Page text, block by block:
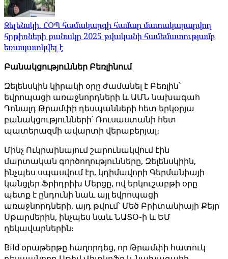
Զելենսկի. ՀՕՊ համակարգի համար մատակարարվող
հրթիռների քանակը 2025 թվականի համեմատությամբ
եռապատկվել է
Բանակցություններ Բեռլինում
Զելենսկին կիրակի օրը ժամանել է Բեռլին՝
եվրոպացի առաջնորդների և ԱՄՆ նախագահ
Դոնալդ Թրամփի դեսպանների հետ երկօրյա
բանակցությունների՝ Ռուսաստանի հետ
պատերազմի ավարտի վերաբերյալ։
Մինչ Ուկրաինայում շարունակվում էին
մարտական ​​գործողությունները, Զելենսկիին,
ինչպես սպասվում էր, կդիմավորի Գերմանիայի
կանցլեր Ֆրիդրիխ Մերցը, ով երկուշաբթի օրը
պետք է ընդունի նաև այլ եվրոպացի
առաջնորդների, այդ թվում՝ Մեծ Բրիտանիայի Քեյր
Սթարմերին, ինչպես նաև ՆԱՏՕ-ի և ԵՄ
ղեկավարներին։
Bild օրաթերթը հաղորդեց, որ Թրամփի հատուկ